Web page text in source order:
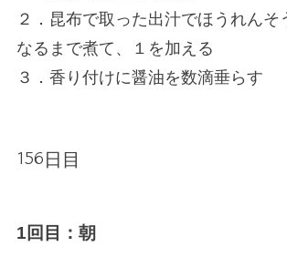
２．昆布で取った出汁でほうれんそ
なるまで煮て、１を加える
３．香り付けに醤油を数滴垂らす
156日目
1回目：朝